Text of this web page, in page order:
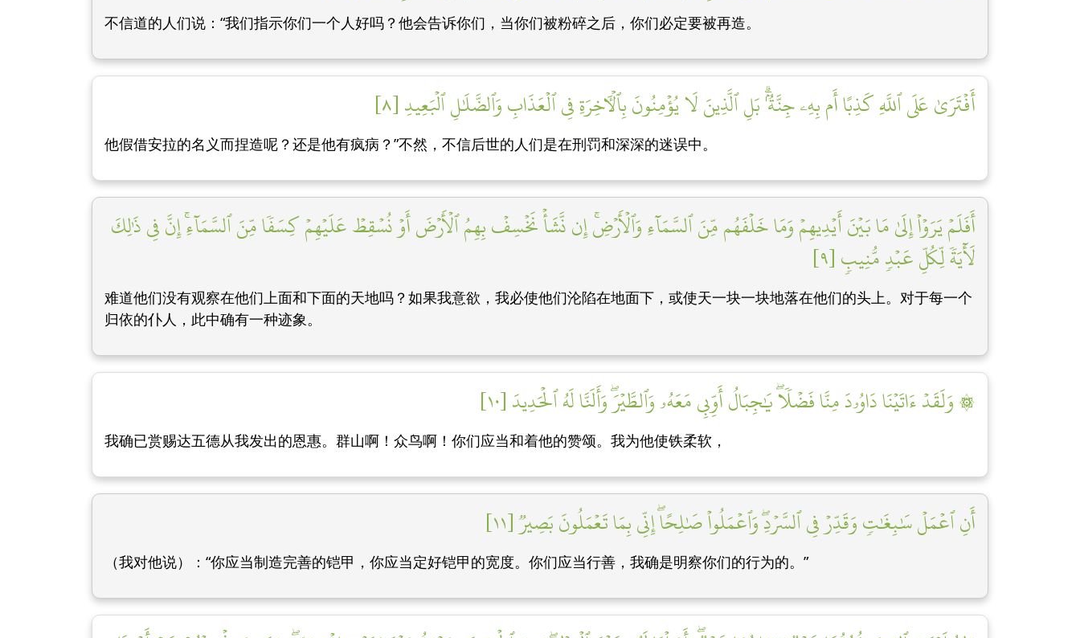
不信道的人们说：“我们指示你们一个人好吗？他会告诉你们，当你们被粉碎之后，你们必定要被再造。
أَفۡتَرَىٰ عَلَى ٱللَّهِ كَذِبًا أَم بِهِۦ جِنَّةُۢۗ بَلِ ٱلَّذِينَ لَا يُؤۡمِنُونَ بِٱلۡأٓخِرَةِ فِي ٱلۡعَذَابِ وَٱلضَّلَٰلِ ٱلۡبَعِيدِ [٨]
他假借安拉的名义而捏造呢？还是他有疯病？”不然，不信后世的人们是在刑罚和深深的迷误中。
أَفَلَمۡ يَرَوۡاْ إِلَىٰ مَا بَيۡنَ أَيۡدِيهِمۡ وَمَا خَلۡفَهُم مِّنَ ٱلسَّمَآءِ وَٱلۡأَرۡضِۚ إِن نَّشَأۡ نَخۡسِفۡ بِهِمُ ٱلۡأَرۡضَ أَوۡ نُسۡقِطۡ عَلَيۡهِمۡ كِسَفٗا مِّنَ ٱلسَّمَآءِۚ إِنَّ فِي ذَٰلِكَ
لَأٓيَةٗ لِّكُلِّ عَبۡدٖ مُّنِيبٖ [٩]
难道他们没有观察在他们上面和下面的天地吗？如果我意欲，我必使他们沦陷在地面下，或使天一块一块地落在他们的头上。对于每一个
归依的仆人，此中确有一种迹象。
۞ وَلَقَدۡ ءَاتَيۡنَا دَاوُۥدَ مِنَّا فَضۡلٗاۖ يَٰجِبَالُ أَوِّبِي مَعَهُۥ وَٱلطَّيۡرَۖ وَأَلَنَّا لَهُ ٱلۡحَدِيدَ [١٠]
我确已赏赐达五德从我发出的恩惠。群山啊！众鸟啊！你们应当和着他的赞颂。我为他使铁柔软，
أَنِ ٱعۡمَلۡ سَٰبِغَٰتٖ وَقَدِّرۡ فِي ٱلسَّرۡدِۖ وَٱعۡمَلُواْ صَٰلِحًاۖ إِنِّي بِمَا تَعۡمَلُونَ بَصِيرٞ [١١]
（我对他说）：“你应当制造完善的铠甲，你应当定好铠甲的宽度。你们应当行善，我确是明察你们的行为的。”